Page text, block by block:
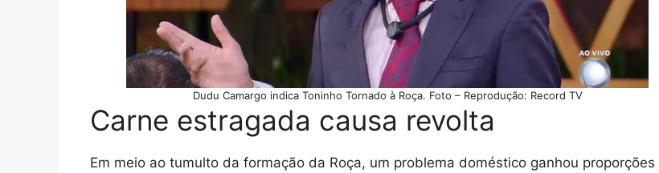
Dudu Camargo indica Toninho Tornado à Roça. Foto – Reprodução: Record TV
Carne estragada causa revolta
Em meio ao tumulto da formação da Roça, um problema doméstico ganhou proporções